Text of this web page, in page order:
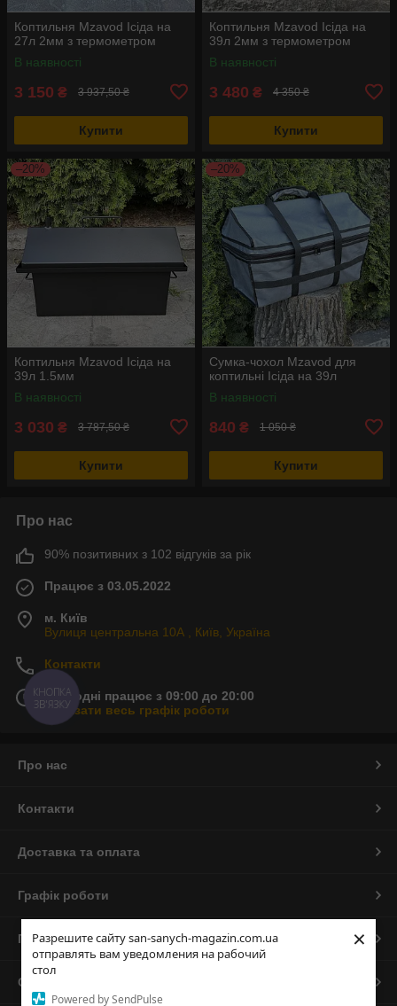
Разрешите сайту san-sanych-magazin.com.ua
отправлять вам уведомления на рабочий
стол
Powered by SendPulse
×
Коптильня Mzavod Ісіда на
27л 2мм з термометром
В наявності
3 150 ₴ 3 937,50 ₴
Купити
Коптильня Mzavod Ісіда на
39л 2мм з термометром
В наявності
3 480 ₴ 4 350 ₴
Купити
–20%
Коптильня Mzavod Ісіда на
39л 1.5мм
В наявності
3 030 ₴ 3 787,50 ₴
Купити
–20%
Сумка-чохол Mzavod для
коптильні Ісіда на 39л
В наявності
840 ₴ 1 050 ₴
Купити
Про нас
90% позитивних з 102 відгуків за рік
Працює з 03.05.2022
м. Київ
Вулиця центральна 10А , Київ, Україна
Контакти
Сьогодні працює з 09:00 до 20:00
Показати весь графік роботи
Про нас
Контакти
Доставка та оплата
Графік роботи
Повна версія сайту
Сайт створено на маркетплейсі
КНОПКА
ЗВ'ЯЗКУ